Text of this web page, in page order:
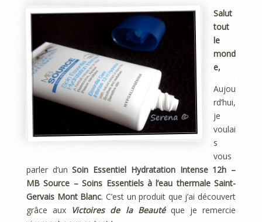
Salut
tout
le
mond
e,
Aujou
rd’hui,
je
voulai
s
vous
parler d’unSoin Essentiel Hydratation Intense 12h –
MB Source – Soins Essentiels à l’eau thermale Saint-
Gervais Mont Blanc. C’est un produit que j’ai découvert
grâce aux Victoires de la Beautéque je remercie